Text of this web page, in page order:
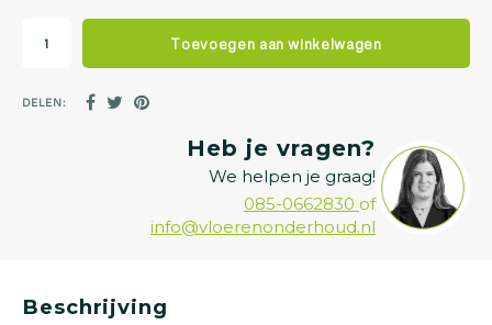
Toevoegen aan winkelwagen
DELEN:
Heb je vragen?
We helpen je graag!
085-0662830 of
info@vloerenonderhoud.nl
Beschrijving